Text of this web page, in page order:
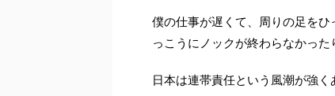
僕の仕事が遅くて、周りの足を
っこうにノックが終わらなかった
日本は連帯責任という風潮が強